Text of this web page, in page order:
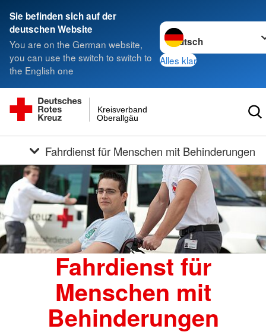
Sie befinden sich auf der
deutschen Website
You are on the German website,
you can use the switch to switch to
the English one
Sprache wechseln zu
Alles klar
Oberallgäu
Kreisverband
Fahrdienst für Menschen mit Behinderungen
Fahrdienst für
Menschen mit
Behinderungen